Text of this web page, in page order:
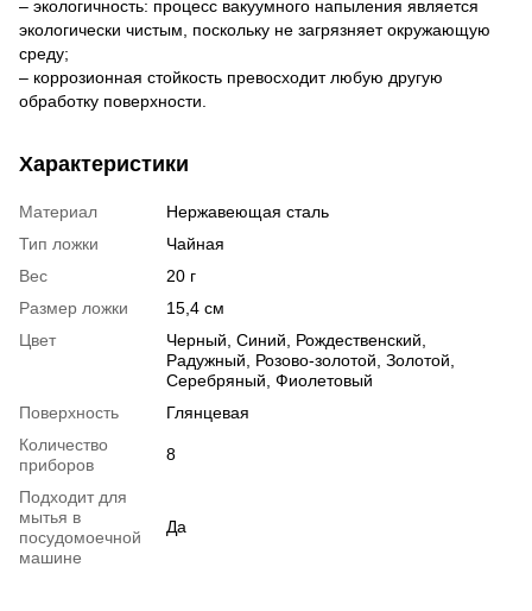
– экологичность: процесс вакуумного напыления является
экологически чистым, поскольку не загрязняет окружающую
среду;
– коррозионная стойкость превосходит любую другую
обработку поверхности.
Характеристики
Материал
Нержавеющая сталь
Тип ложки
Чайная
Вес
20 г
Размер ложки
15,4 см
Цвет
Черный, Синий, Рождественский,
Радужный, Розово-золотой, Золотой,
Серебряный, Фиолетовый
Поверхность
Глянцевая
Количество
приборов
8
Подходит для
мытья в
посудомоечной
машине
Да